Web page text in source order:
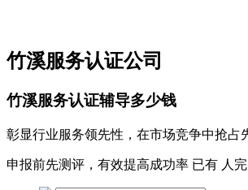
竹溪服务认证公司
竹溪服务认证辅导多少钱
彰显行业服务领先性，在市场竞争中抢占
申报前先测评，有效提高成功率 已有 人